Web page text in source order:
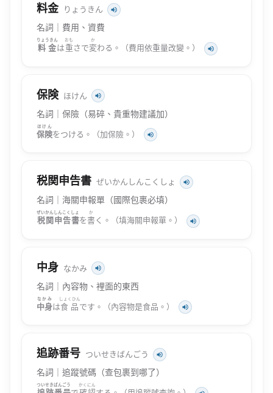
料金 りょうきん
名詞｜費用、資費
料金
りょうきん
は重
おも
さで変
か
わる。（費用依重量改變。）
保険 ほけん
名詞｜保險（易碎、貴重物建議加）
保険
ほけん
をつける。（加保險。）
税関申告書 ぜいかんしんこくしょ
名詞｜海關申報單（國際包裹必填）
税関
ぜいかん
申告書
しんこくしょ
を書
か
く。（填海關申報單。）
中身 なかみ
名詞｜內容物、裡面的東西
中身
なかみ
は食品
しょくひん
です。（內容物是食品。）
追跡番号 ついせきばんごう
名詞｜追蹤號碼（查包裹到哪了）
ついせきばんごう かくにん